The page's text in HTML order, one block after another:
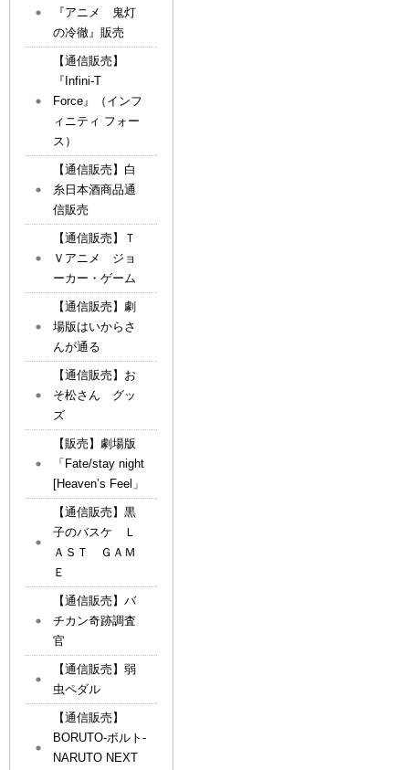
『アニメ 鬼灯
の冷徹』販売
【通信販売】
『Infini-T
Force』（インフ
ィニティ フォー
ス）
【通信販売】白
糸日本酒商品通
信販売
【通信販売】Ｔ
Ｖアニメ ジョ
ーカー・ゲーム
【通信販売】劇
場版はいからさ
んが通る
【通信販売】お
そ松さん グッ
ズ
【販売】劇場版
「Fate/stay night
[Heaven’s Feel」
【通信販売】黒
子のバスケ Ｌ
ＡＳＴ ＧＡＭ
Ｅ
【通信販売】バ
チカン奇跡調査
官
【通信販売】弱
虫ペダル
【通信販売】
BORUTO-ボルト-
NARUTO NEXT